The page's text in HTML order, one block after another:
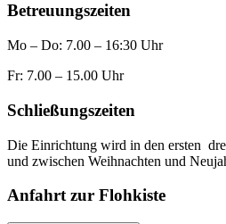
Betreuungszeiten
Mo – Do: 7.00 – 16:30 Uhr
Fr: 7.00 – 15.00 Uhr
Schließungszeiten
Die Einrichtung wird in den ersten
und zwischen Weihnachten und
Anfahrt zur Flohkiste